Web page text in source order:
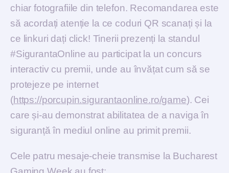
chiar fotografiile din telefon. Recomandarea este
să acordați atenție la ce coduri QR scanați și la
ce linkuri dați click! Tinerii prezenți la standul
#SigurantaOnline au participat la un concurs
interactiv cu premii, unde au învățat cum să se
protejeze pe internet
(https://porcupin.sigurantaonline.ro/game). Cei
care și-au demonstrat abilitatea de a naviga în
siguranță în mediul online au primit premii.
Cele patru mesaje-cheie transmise la Bucharest